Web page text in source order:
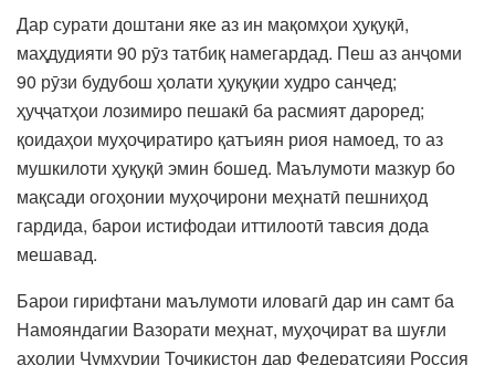
Дар сурати доштани яке аз ин мақомҳои ҳуқуқӣ,
маҳдудияти 90 рӯз татбиқ намегардад. Пеш аз анҷоми
90 рӯзи будубош ҳолати ҳуқуқии худро санҷед;
ҳуҷҷатҳои лозимиро пешакӣ ба расмият дароред;
қоидаҳои муҳоҷиратиро қатъиян риоя намоед, то аз
мушкилоти ҳуқуқӣ эмин бошед. Маълумоти мазкур бо
мақсади огоҳонии муҳоҷирони меҳнатӣ пешниҳод
гардида, барои истифодаи иттилоотӣ тавсия дода
мешавад.
Барои гирифтани маълумоти иловагӣ дар ин самт ба
Намояндагии Вазорати меҳнат, муҳоҷират ва шуғли
аҳолии Ҷумҳурии Тоҷикистон дар Федератсияи Россия